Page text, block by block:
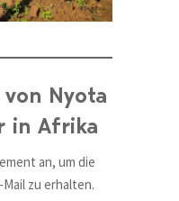
Nyota
in Afrika
an, um die
zu erhalten.